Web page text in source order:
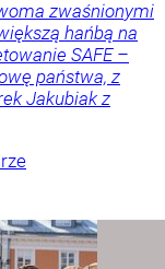
zwaśnionymi
hańbą na
SAFE –
państwa, z
Jakubiak z